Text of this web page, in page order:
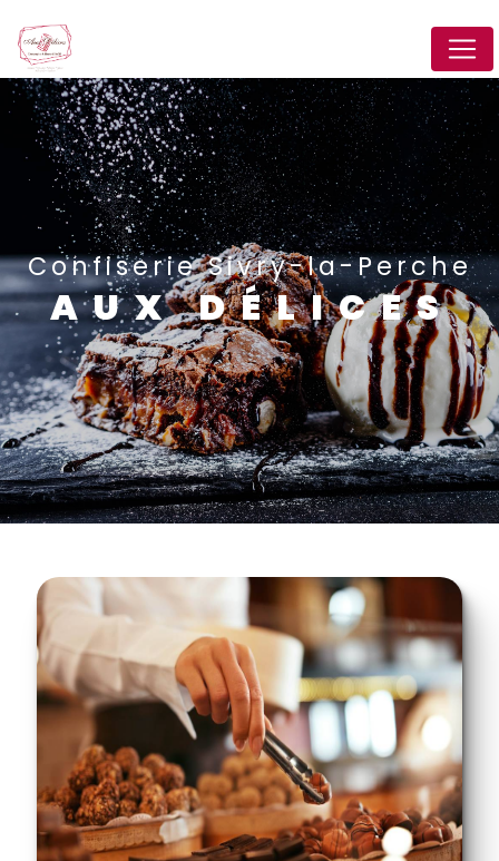
Confiserie Sivry-la-Perche
AUX DÉLICES